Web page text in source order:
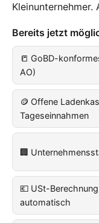
Bereits jetzt
📒 GoBD-
AO)
🪙 Offene
Tageseinnahmen
🏢
💶 USt-
automatisch